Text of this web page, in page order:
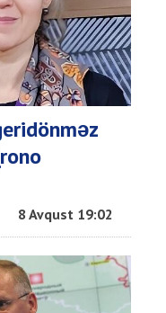
8 Avqust 19:02